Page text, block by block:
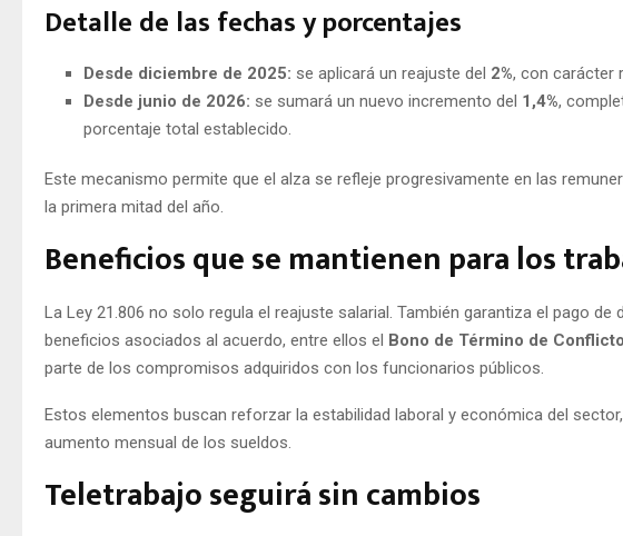
Detalle de las fechas y porcentajes
Desde diciembre de 2025: se aplicará un reajuste del 2%, con carácter
Desde junio de 2026: se sumará un nuevo incremento del 1,4%,
porcentaje total establecido.
Este mecanismo permite que el alza se refleje progresivamente en las
la primera mitad del año.
Beneficios que se mantienen para los
La Ley 21.806 no solo regula el reajuste salarial. También garantiza el pago de
beneficios asociados al acuerdo, entre ellos el Bono de Término de Conflicto
parte de los compromisos adquiridos con los funcionarios públicos.
Estos elementos buscan reforzar la estabilidad laboral y económica del
aumento mensual de los sueldos.
Teletrabajo seguirá sin cambios